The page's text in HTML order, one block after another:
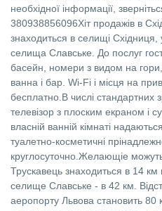
необхідної інформації,
380938856096Хіт продажів в
знаходиться в селищі Східниця,
селища Славське. До послуг
басейн, номери з видом на
ванна і бар. Wi-Fi і місця на
бесплатно.В числі стандартних
телевізор з плоским екраном і
власній ванній кімнаті
туалетно-косметичні
круглосуточно.Желающіе
Трускавець знаходиться в 14 км
селище Славське - в 42 км.
аеропорту Львова становить